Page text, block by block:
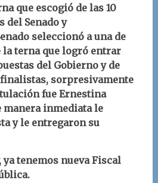
que escogió de las 10
del Senado y
seleccionó a una de
terna que logró entrar
del Gobierno y de
sorpresivamente
fue Ernestina
manera inmediata le
y le entregaron su
ya tenemos nueva Fiscal